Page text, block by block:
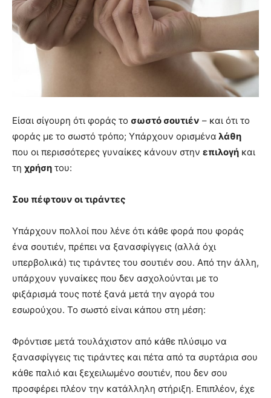
Είσαι σίγουρη ότι φοράς το σωστό σουτιέν – και ότι το
φοράς με το σωστό τρόπο; Υπάρχουν ορισμένα λάθη
που οι περισσότερες γυναίκες κάνουν στην επιλογή και
τη χρήση του:
Σου πέφτουν οι τιράντες
Υπάρχουν πολλοί που λένε ότι κάθε φορά που φοράς
ένα σουτιέν, πρέπει να ξανασφίγγεις (αλλά όχι
υπερβολικά) τις τιράντες του σουτιέν σου. Από την άλλη,
υπάρχουν γυναίκες που δεν ασχολούνται με το
φιξάρισμά τους ποτέ ξανά μετά την αγορά του
εσωρούχου. Το σωστό είναι κάπου στη μέση:
Φρόντισε μετά τουλάχιστον από κάθε πλύσιμο να
ξανασφίγγεις τις τιράντες και πέτα από τα συρτάρια σου
κάθε παλιό και ξεχειλωμένο σουτιέν, που δεν σου
προσφέρει πλέον την κατάλληλη στήριξη. Επιπλέον, έχε